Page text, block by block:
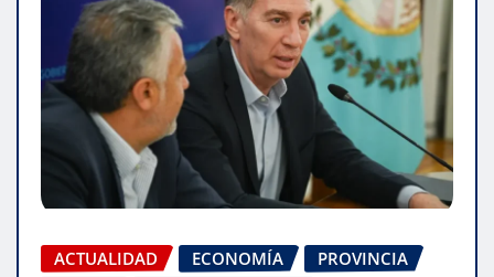
ACTUALIDAD ECONOMÍA
PROVINCIA